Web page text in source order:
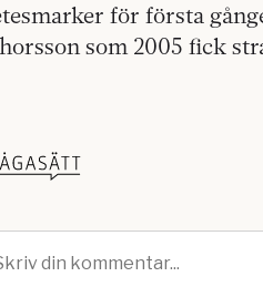
för första
som 2005 fick